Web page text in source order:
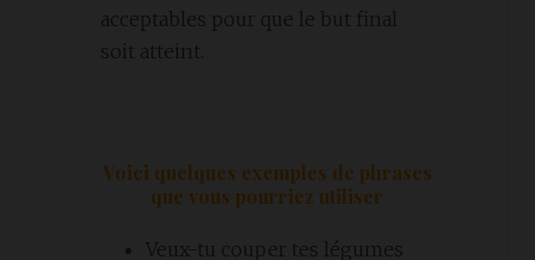
acceptables pour que le but final
soit atteint.
Voici quelques exemples de phrases
que vous pourriez utiliser
Veux-tu couper tes légumes